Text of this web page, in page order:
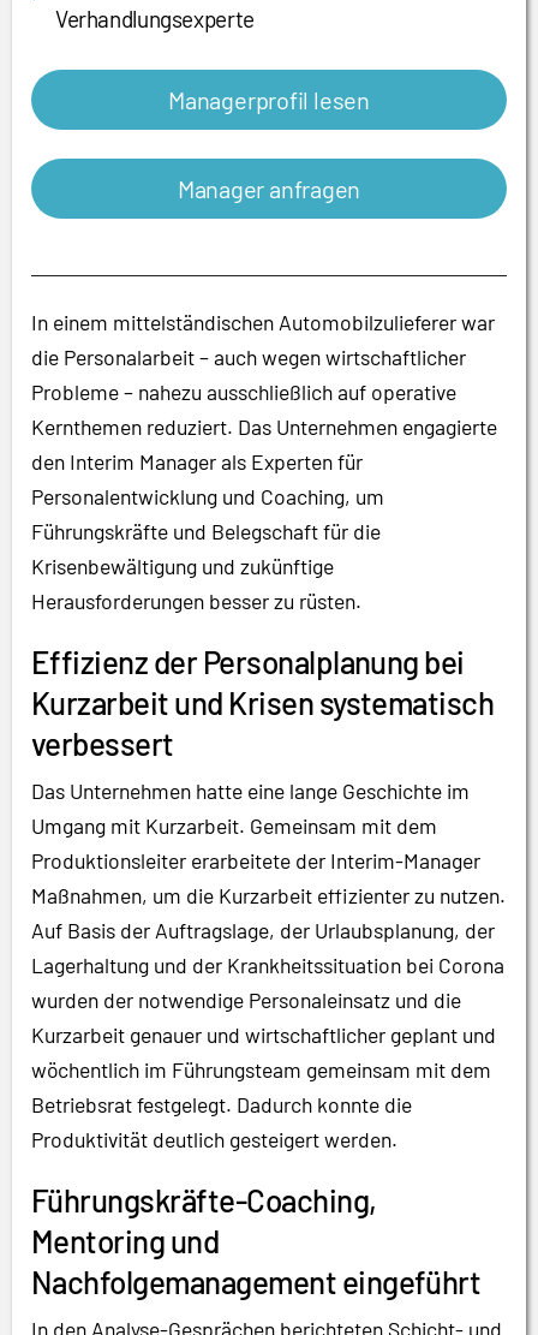
Verhandlungsexperte
Managerprofil lesen
Manager anfragen
In einem mittelständischen Automobilzulieferer war
die Personalarbeit – auch wegen wirtschaftlicher
Probleme – nahezu ausschließlich auf operative
Kernthemen reduziert. Das Unternehmen engagierte
den Interim Manager als Experten für
Personalentwicklung und Coaching, um
Führungskräfte und Belegschaft für die
Krisenbewältigung und zukünftige
Herausforderungen besser zu rüsten.
Effizienz der Personalplanung bei
Kurzarbeit und Krisen systematisch
verbessert
Das Unternehmen hatte eine lange Geschichte im
Umgang mit Kurzarbeit. Gemeinsam mit dem
Produktionsleiter erarbeitete der Interim-Manager
Maßnahmen, um die Kurzarbeit effizienter zu nutzen.
Auf Basis der Auftragslage, der Urlaubsplanung, der
Lagerhaltung und der Krankheitssituation bei Corona
wurden der notwendige Personaleinsatz und die
Kurzarbeit genauer und wirtschaftlicher geplant und
wöchentlich im Führungsteam gemeinsam mit dem
Betriebsrat festgelegt. Dadurch konnte die
Produktivität deutlich gesteigert werden.
Führungskräfte-Coaching,
Mentoring und
Nachfolgemanagement eingeführt
In den Analyse-Gesprächen berichteten Schicht- und